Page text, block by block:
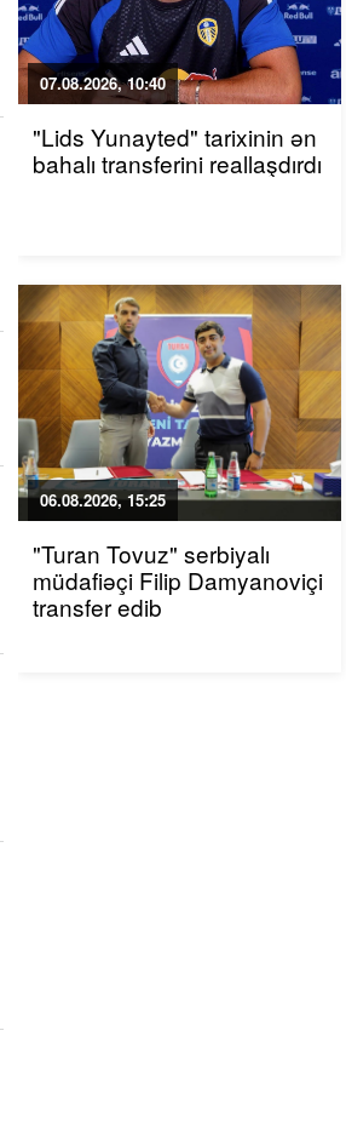
07.08.2026, 10:40
"Lids Yunayted" tarixinin ən
bahalı transferini reallaşdırdı
06.08.2026, 15:25
"Turan Tovuz" serbiyalı
müdafiəçi Filip Damyanoviçi
transfer edib